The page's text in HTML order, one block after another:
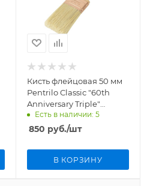
Кисть флейцовая 50 мм
Pentrilo Classic "60th
Anniversary Triple"
арт.96050
Есть в наличии: 5
850 руб./шт
В КОРЗИНУ